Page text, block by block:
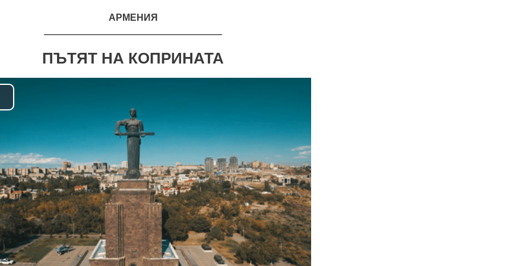
АРМЕНИЯ
ПЪТЯТ НА КОПРИНАТА